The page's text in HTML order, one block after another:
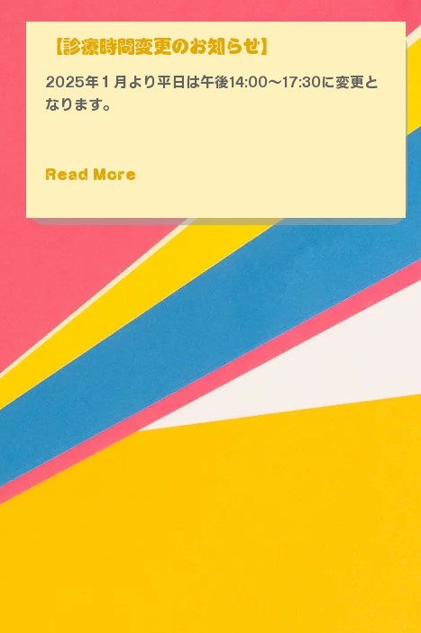
【診療時間変更のお知らせ】
2025年１月より平日は午後14:00～17:30に変更と
なります。
Read More